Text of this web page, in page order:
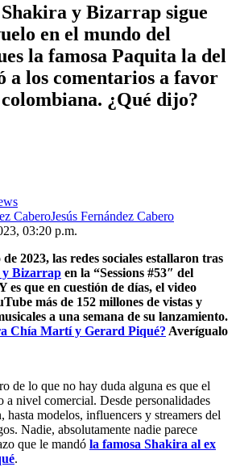
y Bizarrap sigue
en el mundo del
la famosa Paquita la del
a los comentarios a favor
¿Qué dijo?
Jesús Fernández Cabero
03:20 p.m.
2023, las redes sociales estallaron tras
y Bizarrap en la “Sessions #53″ del
que en cuestión de días, el video
más de 152 millones de vistas y
a una semana de su lanzamiento.
Chía Martí y Gerard Piqué? Averígualo
de lo que no hay duda alguna es que el
a nivel comercial. Desde personalidades
hasta modelos, influencers y streamers del
Nadie, absolutamente nadie parece
que le mandó la famosa Shakira al ex
.